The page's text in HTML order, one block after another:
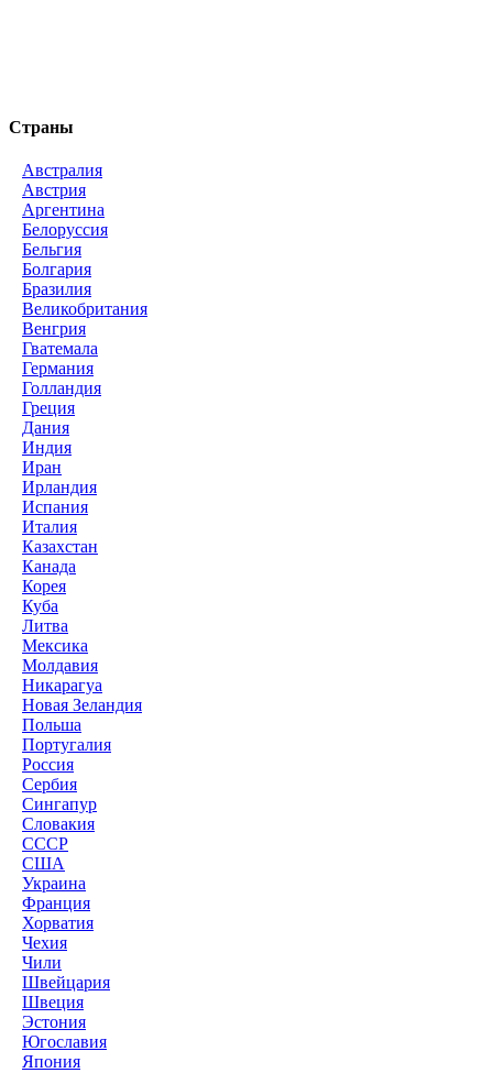
Страны
Австралия
Австрия
Аргентина
Белоруссия
Бельгия
Болгария
Бразилия
Великобритания
Венгрия
Гватемала
Германия
Голландия
Греция
Дания
Индия
Иран
Ирландия
Испания
Италия
Казахстан
Канада
Корея
Куба
Литва
Мексика
Молдавия
Никарагуа
Новая Зеландия
Польша
Португалия
Россия
Сербия
Сингапур
Словакия
СССР
США
Украина
Франция
Хорватия
Чехия
Чили
Швейцария
Швеция
Эстония
Югославия
Япония